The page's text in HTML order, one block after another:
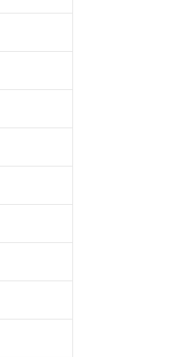
。
ら、特段のことがない限り、